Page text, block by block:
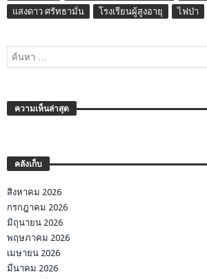
แสงดาว ศรัทธามั่น
โรงเรียนผู้สูงอายุ ไฟป่า
ความเห็นล่าสุด
คลังเก็บ
สิงหาคม 2026
กรกฎาคม 2026
มิถุนายน 2026
พฤษภาคม 2026
เมษายน 2026
มีนาคม 2026